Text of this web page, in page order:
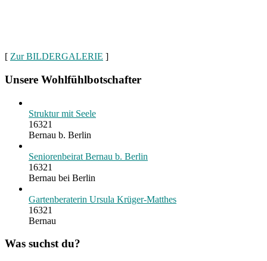
[ Zur BILDERGALERIE ]
Unsere Wohlfühlbotschafter
Struktur mit Seele
16321
Bernau b. Berlin
Seniorenbeirat Bernau b. Berlin
16321
Bernau bei Berlin
Gartenberaterin Ursula Krüger-Matthes
16321
Bernau
Was suchst du?